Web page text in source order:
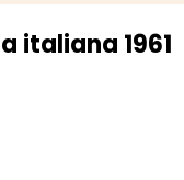
italiana 1961